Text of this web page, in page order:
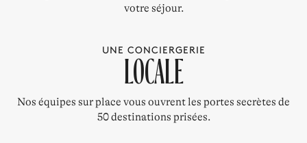
votre séjour.
UNE CONCIERGERIE
LOCALE
Nos équipes sur place vous ouvrent les portes secrètes de
50 destinations prisées.